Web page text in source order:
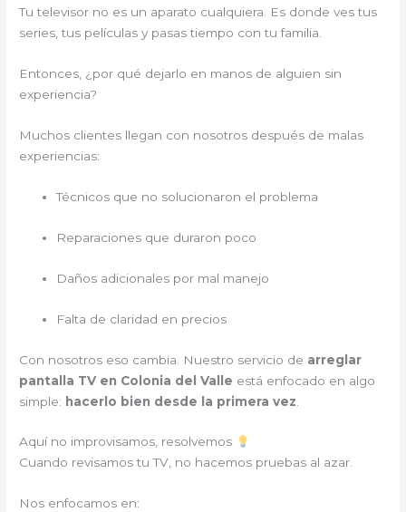
Tu televisor no es un aparato cualquiera. Es donde ves tus
series, tus películas y pasas tiempo con tu familia.
Entonces, ¿por qué dejarlo en manos de alguien sin
experiencia?
Muchos clientes llegan con nosotros después de malas
experiencias:
Técnicos que no solucionaron el problema
Reparaciones que duraron poco
Daños adicionales por mal manejo
Falta de claridad en precios
Con nosotros eso cambia. Nuestro servicio de arreglar
pantalla TV en Colonia del Valle está enfocado en algo
simple: hacerlo bien desde la primera vez
Aquí no improvisamos, resolvemos
Cuando revisamos tu TV, no hacemos pruebas al azar.
Nos enfocamos en: